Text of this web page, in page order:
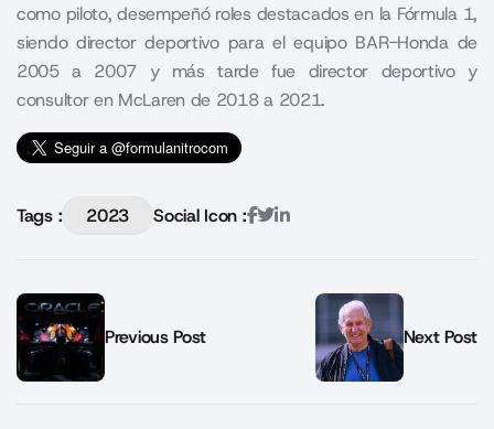
como piloto, desempeñó roles destacados en la Fórmula 1,
siendo director deportivo para el equipo BAR-Honda de
2005 a 2007 y más tarde fue director deportivo y
consultor en McLaren de 2018 a 2021.
Tags : 2023 Social Icon :
Previous Post Next Post